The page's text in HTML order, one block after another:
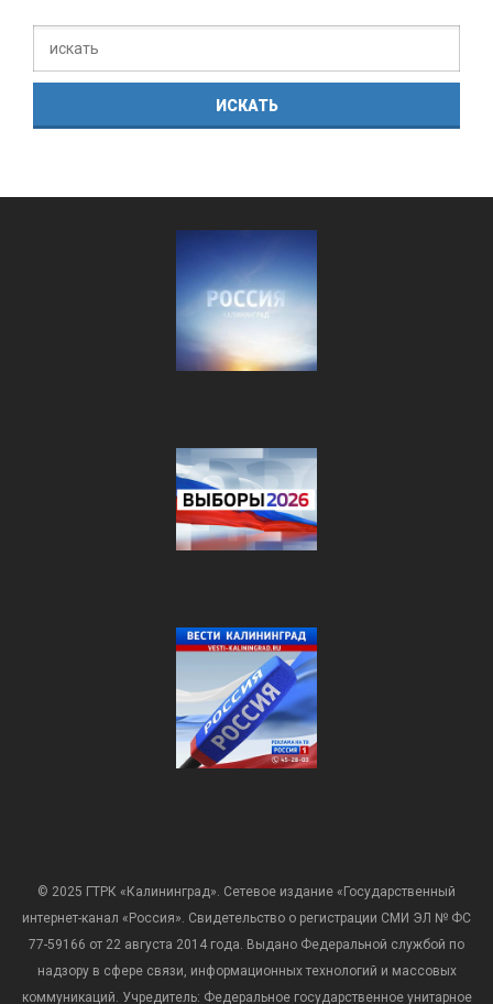
© 2025 ГТРК «Калининград». Сетевое издание «Государственный
интернет-канал «Россия». Свидетельство о регистрации СМИ ЭЛ № ФС
77-59166 от 22 августа 2014 года. Выдано Федеральной службой по
надзору в сфере связи, информационных технологий и массовых
коммуникаций. Учредитель: Федеральное государственное унитарное